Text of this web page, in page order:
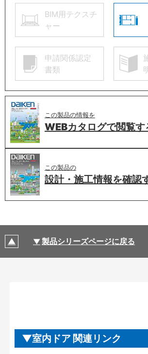
BIM用テクスチ
ャー
申請関係認定
書類
この製品の情報を
WEBカタログで閲覧す
この製品の
設計・施工情報を確認
製品シリーズページに戻る
室内ドア 関連リンク